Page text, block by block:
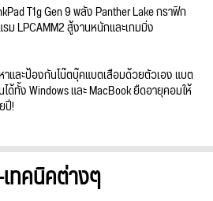
T1g Gen 9 พลัง Panther Lake กราฟิก
ม LPCAMM2 สู้งานหนักและเกมมิ่ง
และป้องกันโน๊ตบุ๊คแบตเสื่อมด้วยตัวเอง แบต
ด้ทั้ง Windows และ MacBook ยืดอายุคอมให้
ปี!
ทคนิคต่างๆ